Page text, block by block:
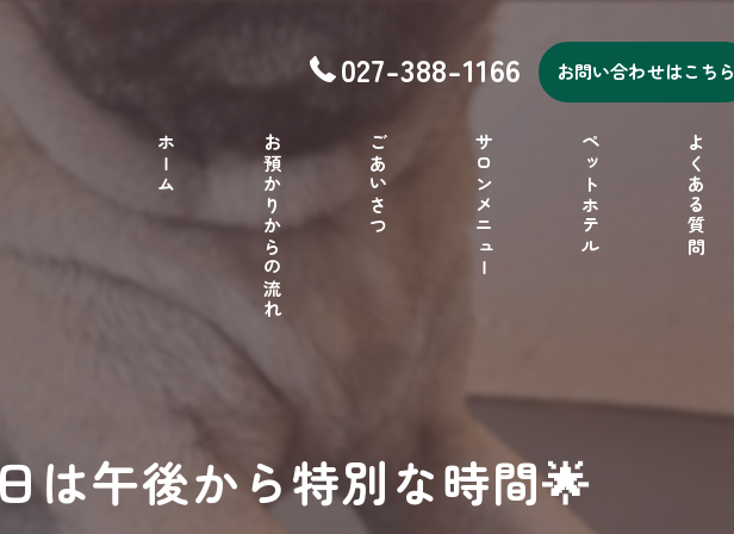
027-388-1166 お問い合わせはこちら
ホーム お預かりからの流れ ごあいさつ サロンメニュー ペットホテル よくある質問
は午後から特別な時間🌟